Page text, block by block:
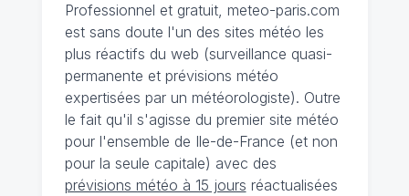
Professionnel et gratuit, meteo-paris.com
est sans doute l'un des sites météo les
plus réactifs du web (surveillance quasi-
permanente et prévisions météo
expertisées par un météorologiste). Outre
le fait qu'il s'agisse du premier site météo
pour l'ensemble de Ile-de-France (et non
pour la seule capitale) avec des
prévisions météo à 15 jours réactualisées